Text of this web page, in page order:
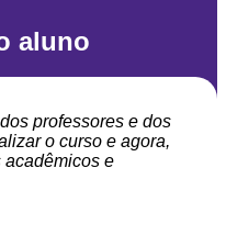
aluno
professores e dos
o curso e agora,
acadêmicos e